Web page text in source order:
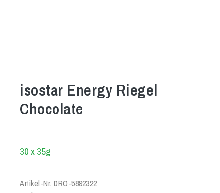
isostar Energy Riegel
Chocolate
30 x 35g
Artikel-Nr. DRO-5892322